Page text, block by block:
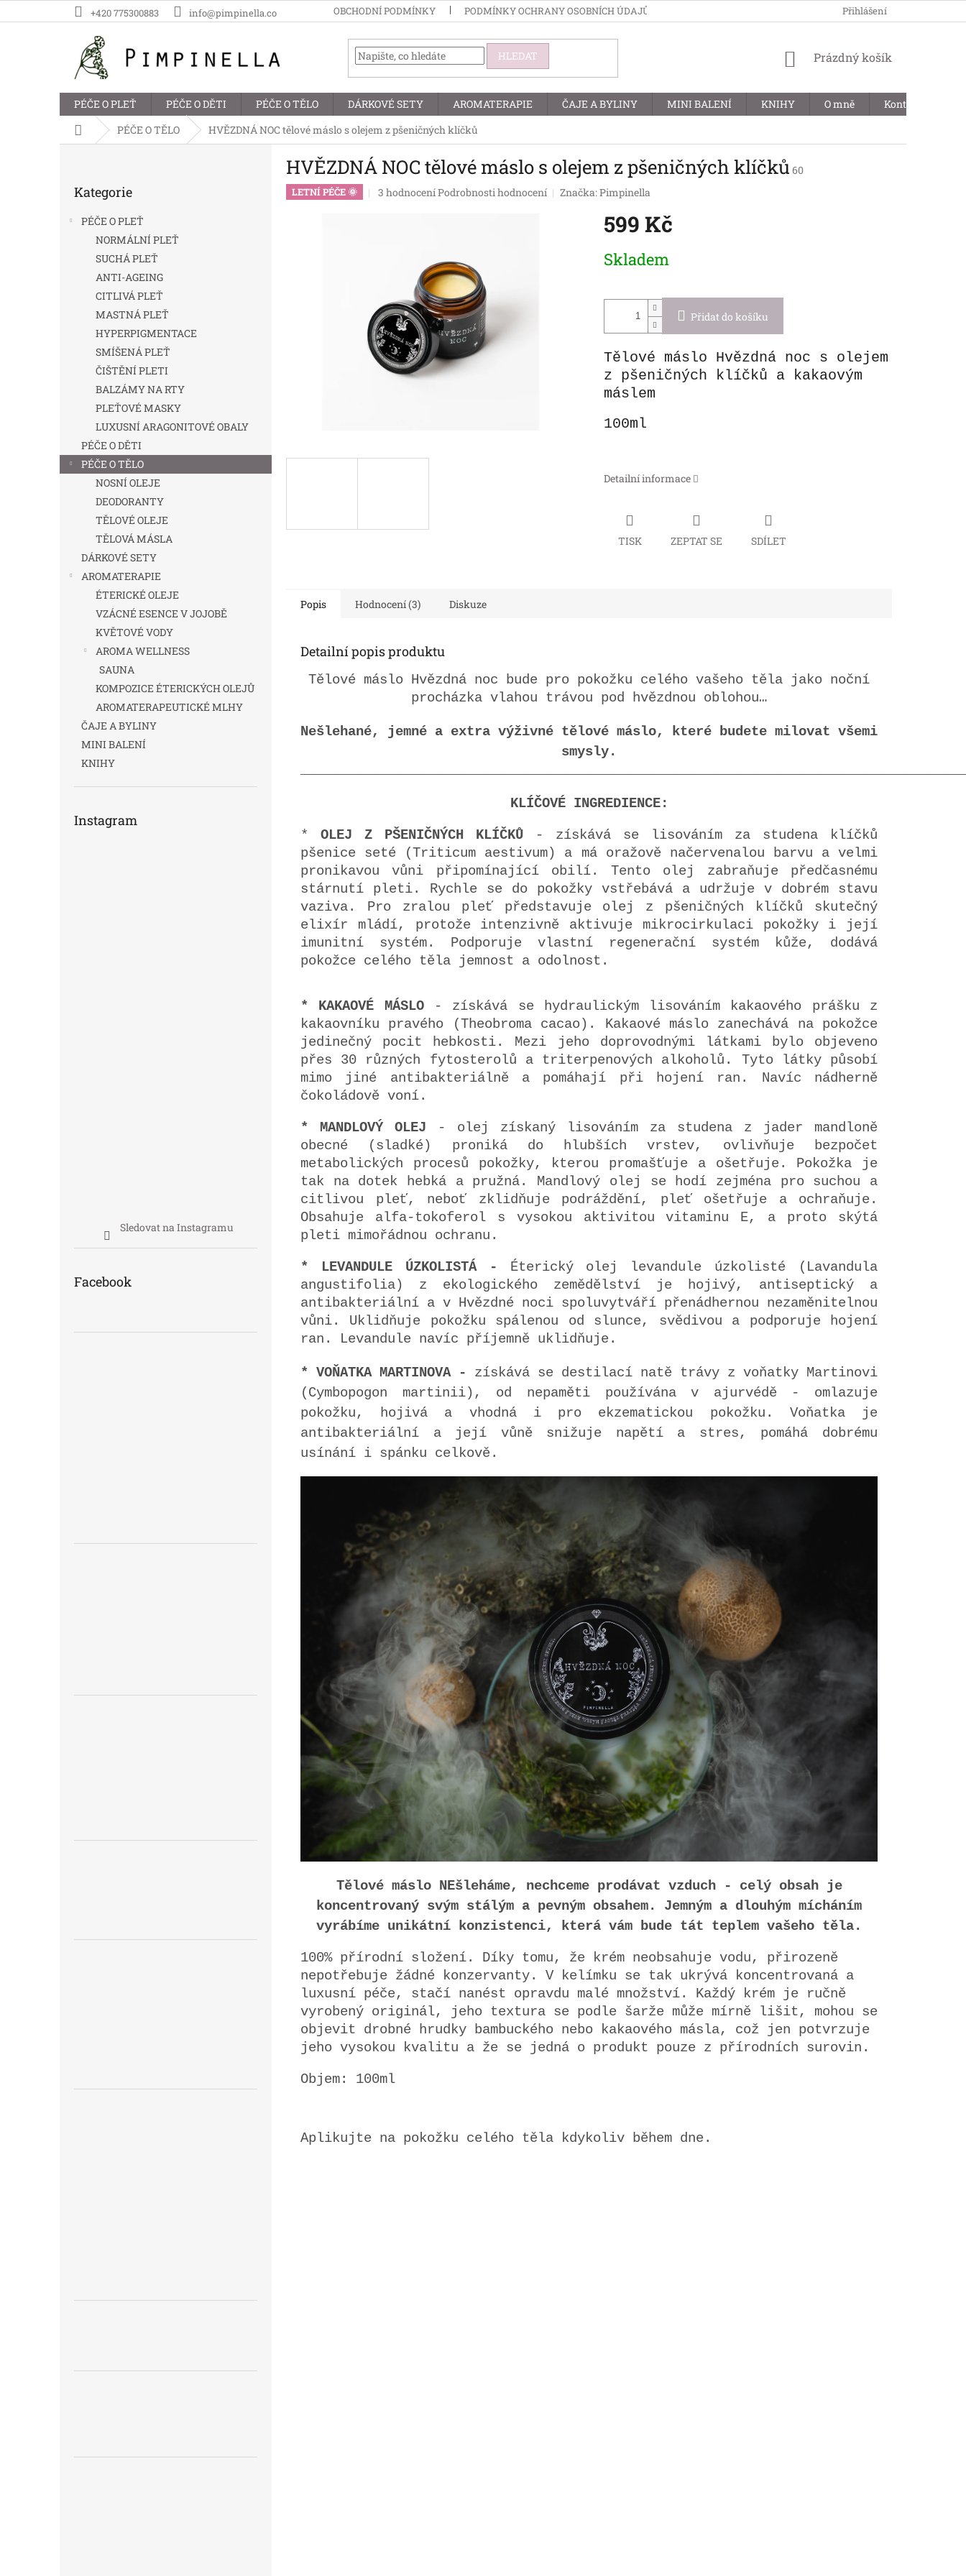
na
+420 775300883 info@pimpinella.co OBCHODNÍ PODMÍNKY PODMÍNKY OCHRANY OSOBNÍCH ÚDAJŮ Přihlášení
HLEDAT
NÁKUPNÍ
Prázdný košík
PÉČE O PLEŤ PÉČE O DĚTI PÉČE O TĚLO DÁRKOVÉ SETY AROMATERAPIE ČAJE A BYLINY MINI BALENÍ KNIHY O mně Kontakty
Domů PÉČE O TĚLO HVĚZDNÁ NOC tělové máslo s olejem z pšeničných klíčků
kategorie
Kategorie
PÉČE O PLEŤ
NORMÁLNÍ PLEŤ
SUCHÁ PLEŤ
ANTI-AGEING
CITLIVÁ PLEŤ
MASTNÁ PLEŤ
HYPERPIGMENTACE
SMÍŠENÁ PLEŤ
ČIŠTĚNÍ PLETI
BALZÁMY NA RTY
PLEŤOVÉ MASKY
LUXUSNÍ ARAGONITOVÉ OBALY
PÉČE O DĚTI
PÉČE O TĚLO
NOSNÍ OLEJE
DEODORANTY
TĚLOVÉ OLEJE
TĚLOVÁ MÁSLA
DÁRKOVÉ SETY
AROMATERAPIE
ÉTERICKÉ OLEJE
VZÁCNÉ ESENCE V JOJOBĚ
KVĚTOVÉ VODY
AROMA WELLNESS
SAUNA
KOMPOZICE ÉTERICKÝCH OLEJŮ
AROMATERAPEUTICKÉ MLHY
ČAJE A BYLINY
MINI BALENÍ
KNIHY
Instagram
Sledovat na Instagramu
Facebook
HVĚZDNÁ NOC tělové máslo s olejem z pšeničných klíčků 60
LETNÍ PÉČE 🌞
Průměrné
hvězdiček.
3 hodnoceníPodrobnosti hodnocení Značka:Pimpinella
599 Kč
cena:
Skladem
Přidat do košíku
Tělové máslo Hvězdná noc s olejem
z pšeničných klíčků a kakaovým
máslem
100ml
Detailní informace
TISK ZEPTAT SE SDÍLET
Popis Hodnocení (3) Diskuze
Detailní popis produktu
Tělové máslo Hvězdná noc bude pro pokožku celého vašeho těla jako noční
procházka vlahou trávou pod hvězdnou oblohou…
Nešlehané, jemné a extra výživné tělové máslo, které budete milovat všemi
smysly.
KLÍČOVÉ INGREDIENCE:
* OLEJ Z PŠENIČNÝCH KLÍČKŮ - získává se lisováním za studena klíčků
pšenice seté (Triticum aestivum) a má oražově načervenalou barvu a velmi
pronikavou vůni připomínající obilí. Tento olej zabraňuje předčasnému
stárnutí pleti. Rychle se do pokožky vstřebává a udržuje v dobrém stavu
vaziva. Pro zralou pleť představuje olej z pšeničných klíčků skutečný
elixír mládí, protože intenzivně aktivuje mikrocirkulaci pokožky i její
imunitní systém. Podporuje vlastní regenerační systém kůže, dodává
pokožce celého těla jemnost a odolnost.
* KAKAOVÉ MÁSLO- získává se hydraulickým lisováním kakaového prášku z
kakaovníku pravého (Theobroma cacao). Kakaové máslo zanechává na pokožce
jedinečný pocit hebkosti. Mezi jeho doprovodnými látkami bylo objeveno
přes 30 různých fytosterolů a triterpenových alkoholů. Tyto látky působí
mimo jiné antibakteriálně a pomáhají při hojení ran. Navíc nádherně
čokoládově voní.
* MANDLOVÝ OLEJ - olej získaný lisováním za studena z jader mandloně
obecné (sladké) proniká do hlubších vrstev, ovlivňuje bezpočet
metabolických procesů pokožky, kterou promašťuje a ošetřuje. Pokožka je
tak na dotek hebká a pružná. Mandlový olej se hodí zejména pro suchou a
citlivou pleť, neboť zklidňuje podráždění, pleť ošetřuje a ochraňuje.
Obsahuje alfa-tokoferol s vysokou aktivitou vitaminu E, a proto skýtá
pleti mimořádnou ochranu.
* LEVANDULE ÚZKOLISTÁ - Éterický olej levandule úzkolisté (Lavandula
angustifolia) z ekologického zemědělství je hojivý, antiseptický a
antibakteriální a v Hvězdné noci spoluvytváří přenádhernou nezaměnitelnou
vůni. Uklidňuje pokožku spálenou od slunce, svědivou a podporuje hojení
ran. Levandule navíc příjemně uklidňuje.
* VOŇATKA MARTINOVA - získává se destilací natě trávy z voňatky Martinovi
(Cymbopogon martinii), od nepaměti používána v ajurvédě - omlazuje
pokožku, hojivá a vhodná i pro ekzematickou pokožku. Voňatka je
antibakteriální a její vůně snižuje napětí a stres, pomáhá dobrému
usínání i spánku celkově.
Tělové máslo NEšleháme, nechceme prodávat vzduch - celý obsah je
koncentrovaný svým stálým a pevným obsahem. Jemným a dlouhým mícháním
vyrábíme unikátní konzistenci, která vám bude tát teplem vašeho těla.
100% přírodní složení. Díky tomu, že krém neobsahuje vodu, přirozeně
nepotřebuje žádné konzervanty. V kelímku se tak ukrývá koncentrovaná a
luxusní péče, stačí nanést opravdu malé množství. Každý krém je ručně
vyrobený originál, jeho textura se podle šarže může mírně lišit, mohou se
objevit drobné hrudky bambuckého nebo kakaového másla, což jen potvrzuje
jeho vysokou kvalitu a že se jedná o produkt pouze z přírodních surovin.
Objem: 100ml
Aplikujte na pokožku celého těla kdykoliv během dne.